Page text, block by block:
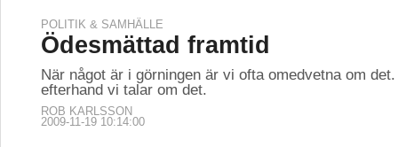
POLITIK & SAMHÄLLE
Ödesmättad framtid
När något är i görningen är vi ofta omedvetna om
efterhand vi talar om det.
ROB KARLSSON
2009-11-19 10:14:00